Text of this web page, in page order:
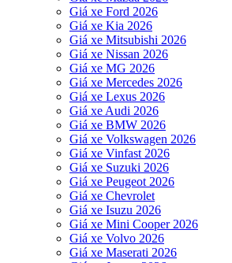
Giá xe Ford 2026
Giá xe Kia 2026
Giá xe Mitsubishi 2026
Giá xe Nissan 2026
Giá xe MG 2026
Giá xe Mercedes 2026
Giá xe Lexus 2026
Giá xe Audi 2026
Giá xe BMW 2026
Giá xe Volkswagen 2026
Giá xe Vinfast 2026
Giá xe Suzuki 2026
Giá xe Peugeot 2026
Giá xe Chevrolet
Giá xe Isuzu 2026
Giá xe Mini Cooper 2026
Giá xe Volvo 2026
Giá xe Maserati 2026